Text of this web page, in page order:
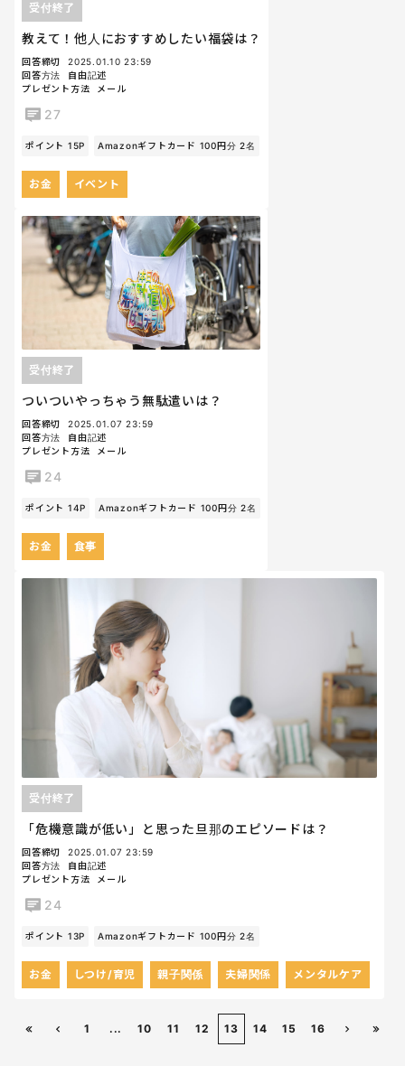
教えて！他人におすすめしたい福袋は？
受付終了
回答締切
2025.01.10 23:59
回答方法
自由記述
プレゼント方法
メール
27
ポイント 15P Amazonギフトカード 100円分 2名
お金 イベント
ついついやっちゃう無駄遣いは？
受付終了
回答締切
2025.01.07 23:59
回答方法
自由記述
プレゼント方法
メール
24
ポイント 14P Amazonギフトカード 100円分 2名
お金 食事
「危機意識が低い」と思った旦那のエピソードは？
受付終了
回答締切
2025.01.07 23:59
回答方法
自由記述
プレゼント方法
メール
24
ポイント 13P Amazonギフトカード 100円分 2名
お金 しつけ/育児 親子関係 夫婦関係 メンタルケア
1 ... 10 11 12 13 14 15 16